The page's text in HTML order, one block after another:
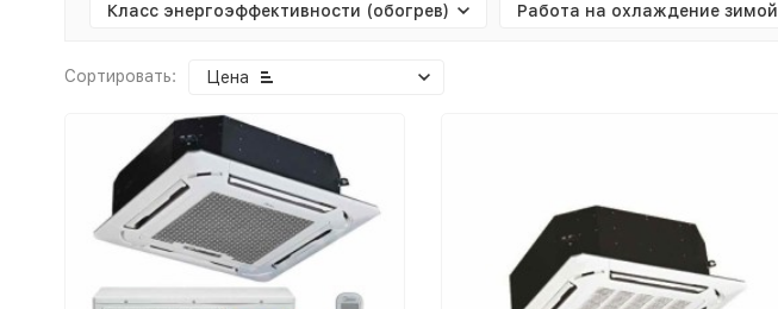
Класс энергоэффективности (обогрев) Работа на охлаждение зимой
Сортировать: Цена